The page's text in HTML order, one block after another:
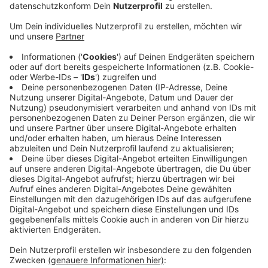
damit so genannter No-show-Gebühren.
Veröffentlicht:Dienstag, 29.04.2025 10:51
Anzeige
Im Oberbergischen leiden wir unter Hausärzte-Mangel
– wenn Patienten nicht zu ihren Terminen erscheinen,
gefährdet das die ganze Versorgung, so Krolewski im
Radio Berg-Interview. Ein Aushang informiert in seiner
Praxis jetzt über die neuen Gebühren. Termine einfach
nicht wahrnehmen, solches Verhalten wird immer mehr
im Oberbergischen, so Krolewski. Auch die
Kassenärztliche Bundesvereinigung fordert solche No-
show-Gebühren, laut ihr erscheinen bis zu 20% der
Patienten nicht zu ihrem vereinbarten Termin.
Anzeige